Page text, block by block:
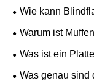
Wie kann
und eine
Warum ist
Was ist ein
Was genau sind